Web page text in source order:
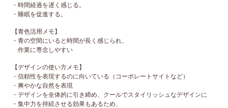
・時間経過を遅く感じる。
・睡眠を促進する。
【青色活用メモ】
・青の空間にいると時間が長く感じられ、
作業に専念しやすい
【デザインの使い方メモ】
・信頼性を表現するのに向いている（コーポレートサイトなど）
・爽やかな自然を表現
・デザインを全体的に引き締め、クールでスタイリッシュなデザインに
・集中力を持続させる効果もあるため、